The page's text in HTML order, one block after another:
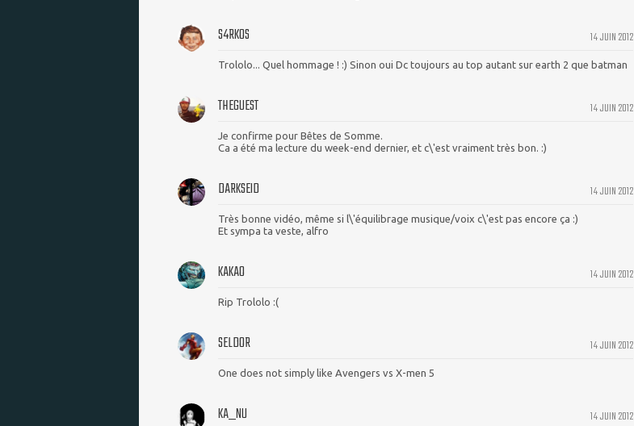
14 JUIN 2012
S4RKOS
Trololo... Quel hommage ! :) Sinon oui Dc toujours au top autant sur earth 2 que batman
14 JUIN 2012
THEGUEST
Je confirme pour Bêtes de Somme.
Ca a été ma lecture du week-end dernier, et c\'est vraiment très bon. :)
14 JUIN 2012
DARKSEID
Très bonne vidéo, même si l\'équilibrage musique/voix c\'est pas encore ça :)
Et sympa ta veste, alfro
14 JUIN 2012
KAKAO
Rip Trololo :(
14 JUIN 2012
SELDOR
One does not simply like Avengers vs X-men 5
14 JUIN 2012
KA_NU